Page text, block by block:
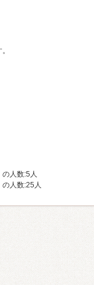
人数:5⼈
人数:25⼈